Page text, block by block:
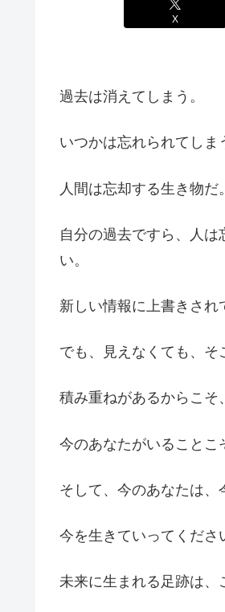
X
過去は消えてしまう。
いつかは忘れられてしま
人間は忘却する生き物だ。
自分の過去ですら、人
い。
新しい情報に上書きされ
でも、見えなくても、そ
積み重ねがあるからこそ
今のあなたがいることこ
そして、今のあなたは、
今を生きていってくださ
未来に生まれる足跡は、